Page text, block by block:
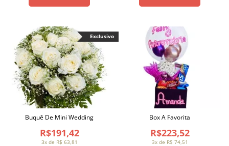
3x de R$ 63,81
R$191,42
Buquê De Mini Wedding
Exclusivo
3x de R$ 74,51
R$223,52
Box A Favorita